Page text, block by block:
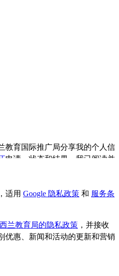
教育国际推广局分享我的个人信
申请、状态和结果。我已阅读并
西兰教育局收到的信息也可能
申请结果（例如学习后的工作
够提供更加个性化的数字体
适用 Google 隐私政策 和 服务条
兰教育局的隐私政策 ，并接收
优惠、新闻和活动的更新和营销